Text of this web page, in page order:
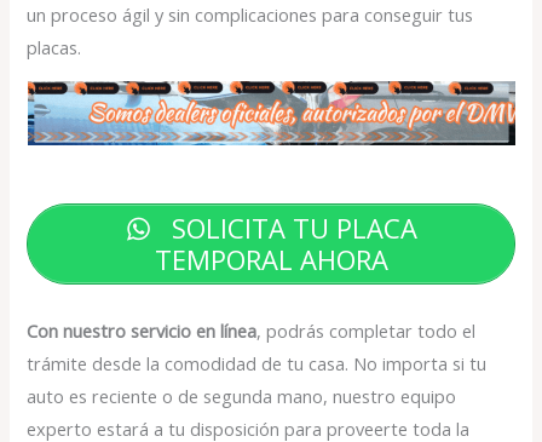
un proceso ágil y sin complicaciones para conseguir tus
placas.
SOLICITA TU PLACA
TEMPORAL AHORA
Con nuestro servicio en línea, podrás completar todo el
trámite desde la comodidad de tu casa. No importa si tu
auto es reciente o de segunda mano, nuestro equipo
experto estará a tu disposición para proveerte toda la